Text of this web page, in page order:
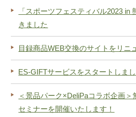
「スポーツフェスティバル2023 in
きました
目録商品WEB交換のサイトをリニ
ES-GIFTサービスをスタートしま
＜景品パーク×DeliPaコラボ企画
セミナーを開催いたします！